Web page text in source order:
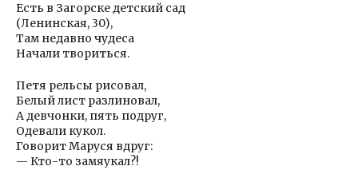
Есть в Загорске детский сад
(Ленинская, 30),
Там недавно чудеса
Начали твориться.
Петя рельсы рисовал,
Белый лист разлиновал,
А девчонки, пять подруг,
Одевали кукол.
Говорит Маруся вдруг:
— Кто-то замяукал?!